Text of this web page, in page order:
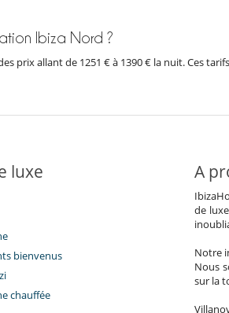
Ibiza Nord ?
prix allant de 1251 € à 1390 € la nuit. Ces
luxe
bienvenus
chauffée
A
de
Notre
Nous
sur la